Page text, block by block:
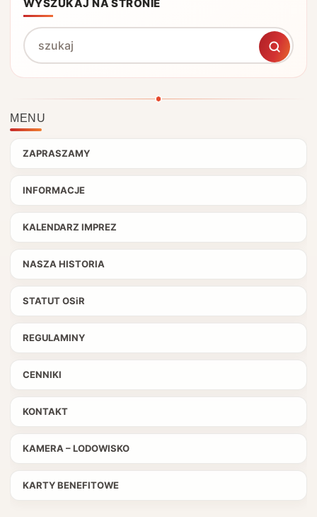
MENU
ZAPRASZAMY
INFORMACJE
KALENDARZ IMPREZ
NASZA HISTORIA
STATUT OSiR
REGULAMINY
CENNIKI
KONTAKT
KAMERA – LODOWISKO
KARTY BENEFITOWE